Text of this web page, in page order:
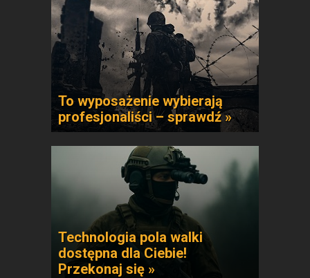
To wyposażenie wybierają
profesjonaliści – sprawdź »
Technologia pola walki
dostępna dla Ciebie!
Przekonaj się »